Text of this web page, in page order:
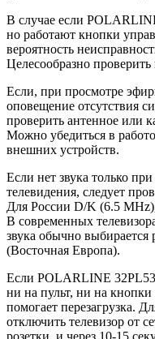
В случае если
но работают кнопки
вероятность
Целесообразно
Если, при просмотре
оповещение отсутствия
проверить антенное или
Можно убедиться в
внешних устройств.
Если нет звука только
телевидения, следует
Для России D/K (6.5
В современных
звука обычно выбирается
(Восточная Европа).
Если POLARLINE
ни на пульт, ни на
помогает перезагрузка.
отключить телевизор от
розетки, и через 10-15